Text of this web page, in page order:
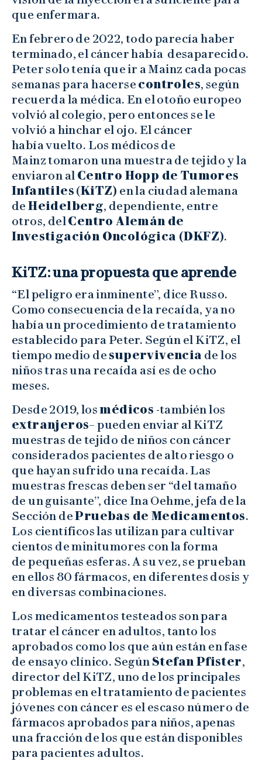
que enfermara.
En febrero de 2022, todo parecía haber
terminado, el cáncer había desaparecido.
Peter solo tenía que ir a Mainz cada pocas
semanas para hacerse controles, según
recuerda la médica. En el otoño europeo
volvió al colegio, pero entonces se le
volvió a hinchar el ojo. El cáncer
había vuelto. Los médicos de
Mainz tomaron una muestra de tejido y la
enviaron al Centro Hopp de Tumores
Infantiles (KiTZ) en la ciudad alemana
deHeidelberg, dependiente, entre
otros, delCentro Alemán de
Investigación Oncológica (DKFZ).
KiTZ: una propuesta que aprende
“El peligro era inminente”, dice Russo.
Como consecuencia de la recaída, ya no
había un procedimiento de tratamiento
establecido para Peter. Según el KiTZ, el
tiempo medio de supervivencia de los
niños tras una recaída así es de ocho
meses.
Desde 2019, losmédicos -también los
extranjeros– pueden enviar al KiTZ
muestras de tejido de niños con cáncer
considerados pacientes de alto riesgo o
que hayan sufrido una recaída. Las
muestras frescas deben ser “del tamaño
de un guisante”, dice Ina Oehme, jefa de la
Sección dePruebas de Medicamentos.
Los científicos las utilizan para cultivar
cientos de minitumores con la forma
de pequeñas esferas. A su vez, se prueban
en ellos 80 fármacos, en diferentes dosis y
en diversas combinaciones.
Los medicamentos testeados son para
tratar el cáncer en adultos, tanto los
aprobados como los que aún están en fase
de ensayo clínico. Según Stefan Pfister,
director del KiTZ, uno de los principales
problemas en el tratamiento de pacientes
jóvenes con cáncer es el escaso número de
fármacos aprobados para niños, apenas
una fracción de los que están disponibles
para pacientes adultos.